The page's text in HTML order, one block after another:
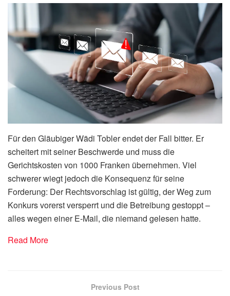
Für den Gläubiger Wädi Tobler endet der Fall bitter. Er
scheitert mit seiner Beschwerde und muss die
Gerichtskosten von 1000 Franken übernehmen. Viel
schwerer wiegt jedoch die Konsequenz für seine
Forderung: Der Rechtsvorschlag ist gültig, der Weg zum
Konkurs vorerst versperrt und die Betreibung gestoppt –
alles wegen einer E-Mail, die niemand gelesen hatte.
Read More
Previous Post